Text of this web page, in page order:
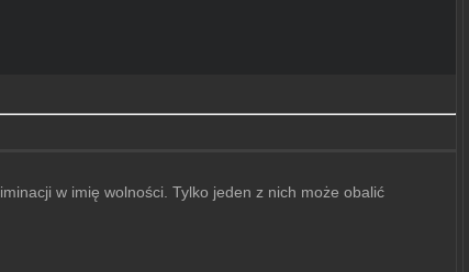
w imię wolności. Tylko jeden z nich może obalić